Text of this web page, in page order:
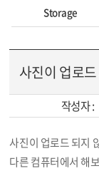
Storage
사진이 업로
작성자 :
본문
사진이 업로드 되지
다른 컴퓨터에서 해